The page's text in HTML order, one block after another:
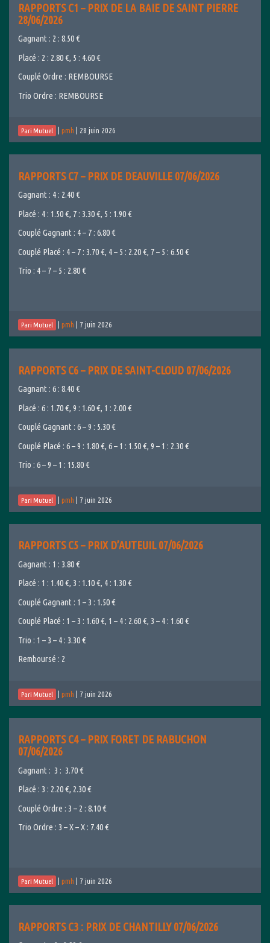
RAPPORTS C1 – PRIX DE LA BAIE DE SAINT PIERRE
28/06/2026
Gagnant : 2 : 8.50 €
Placé : 2 : 2.80 €, 5 : 4.60 €
Couplé Ordre : REMBOURSE
Trio Ordre : REMBOURSE
Pari Mutuel pmh 28 juin 2026
RAPPORTS C7 – PRIX DE DEAUVILLE 07/06/2026
Gagnant : 4 : 2.40 €
Placé : 4 : 1.50 €, 7 : 3.30 €, 5 : 1.90 €
Couplé Gagnant : 4 – 7 : 6.80 €
Couplé Placé : 4 – 7 : 3.70 €, 4 – 5 : 2.20 €, 7 – 5 : 6.50 €
Trio : 4 – 7 – 5 : 2.80 €
Pari Mutuel pmh 7 juin 2026
RAPPORTS C6 – PRIX DE SAINT-CLOUD 07/06/2026
Gagnant : 6 : 8.40 €
Placé : 6 : 1.70 €, 9 : 1.60 €, 1 : 2.00 €
Couplé Gagnant : 6 – 9 : 5.30 €
Couplé Placé : 6 – 9 : 1.80 €, 6 – 1 : 1.50 €, 9 – 1 : 2.30 €
Trio : 6 – 9 – 1 : 15.80 €
Pari Mutuel | pmh | 7 juin 2026
RAPPORTS C5 – PRIX D’AUTEUIL 07/06/2026
Gagnant : 1 : 3.80 €
Placé : 1 : 1.40 €, 3 : 1.10 €, 4 : 1.30 €
Couplé Gagnant : 1 – 3 : 1.50 €
Couplé Placé : 1 – 3 : 1.60 €, 1 – 4 : 2.60 €, 3 – 4 : 1.60 €
Trio : 1 – 3 – 4 : 3.30 €
Remboursé : 2
Pari Mutuel | pmh | 7 juin 2026
RAPPORTS C4 – PRIX FORET DE RABUCHON
07/06/2026
Gagnant : 3 : 3.70 €
Placé : 3 : 2.20 €, 2.30 €
Couplé Ordre : 3 – 2 : 8.10 €
Trio Ordre : 3 – X – X : 7.40 €
Pari Mutuel pmh 7 juin 2026
RAPPORTS C3 : PRIX DE CHANTILLY 07/06/2026